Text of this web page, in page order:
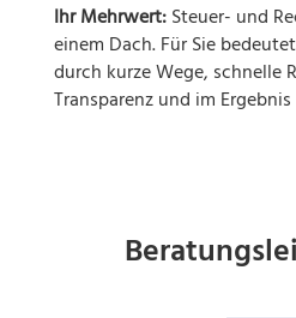
Ihr Mehrwert:Steuer- und
einem Dach. Für Sie
durch kurze Wege, schnelle
Transparenz und im